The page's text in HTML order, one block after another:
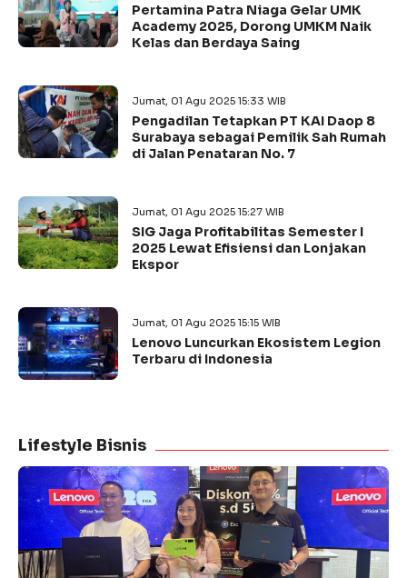
Pertamina Patra Niaga Gelar UMK
Academy 2025, Dorong UMKM Naik
Kelas dan Berdaya Saing
Jumat, 01 Agu 2025 15:33 WIB
Pengadilan Tetapkan PT KAI Daop 8
Surabaya sebagai Pemilik Sah Rumah
di Jalan Penataran No. 7
Jumat, 01 Agu 2025 15:27 WIB
SIG Jaga Profitabilitas Semester I
2025 Lewat Efisiensi dan Lonjakan
Ekspor
Jumat, 01 Agu 2025 15:15 WIB
Lenovo Luncurkan Ekosistem Legion
Terbaru di Indonesia
Lifestyle Bisnis